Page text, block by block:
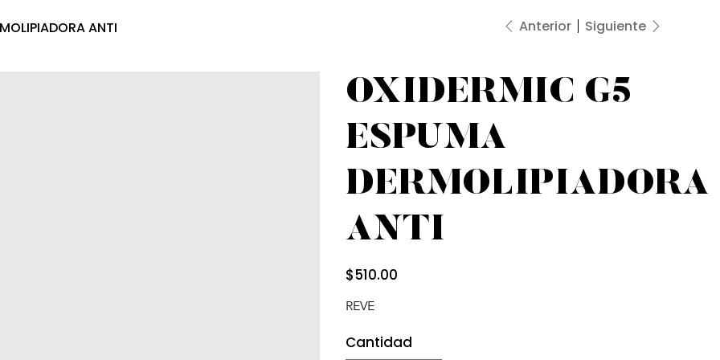
ANTI Anterior Siguiente
OXIDERMIC G5
ESPUMA
DERMOLIPIADORA
ANTI
Precio
$510.00
REVE
Cantidad